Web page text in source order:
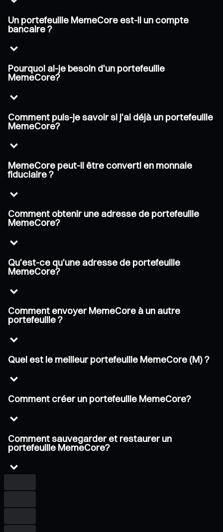
Un portefeuille MemeCore est-il un compte
bancaire ?
Pourquoi ai-je besoin d'un portefeuille
MemeCore?
Comment puis-je savoir si j'ai déjà un portefeuille
MemeCore?
MemeCore peut-il être converti en monnaie
fiduciaire ?
Comment obtenir une adresse de portefeuille
MemeCore?
Qu'est-ce qu'une adresse de portefeuille
MemeCore?
Comment envoyer MemeCore à un autre
portefeuille ?
Quel est le meilleur portefeuille MemeCore (M) ?
Comment créer un portefeuille MemeCore?
Comment sauvegarder et restaurer un
portefeuille MemeCore?